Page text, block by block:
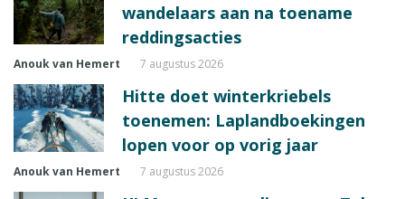
wandelaars aan na toename
reddingsacties
Anouk van Hemert 7 augustus 2026
Hitte doet winterkriebels
toenemen: Laplandboekingen
lopen voor op vorig jaar
Anouk van Hemert 7 augustus 2026